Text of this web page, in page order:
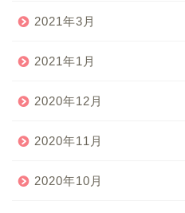
2021年3月
2021年1月
2020年12月
2020年11月
2020年10月